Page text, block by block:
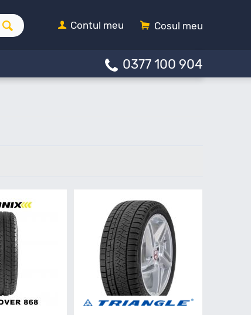
Cosul meu
Contul meu
0377 100 904